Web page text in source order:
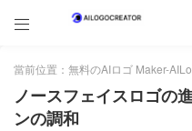

當前位置： 無料のAIロゴ Maker-
ノースフェイスロゴの
ンの調和